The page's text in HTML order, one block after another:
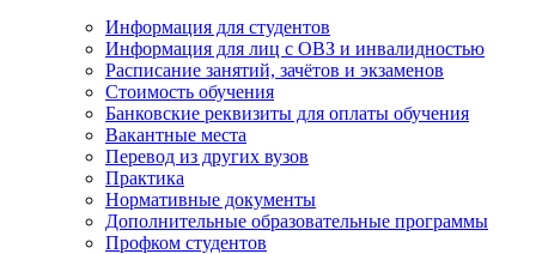
Информация для студентов
Информация для лиц с ОВЗ и инвалидностью
Расписание занятий, зачётов и экзаменов
Стоимость обучения
Банковские реквизиты для оплаты обучения
Вакантные места
Перевод из других вузов
Практика
Нормативные документы
Дополнительные образовательные программы
Профком студентов